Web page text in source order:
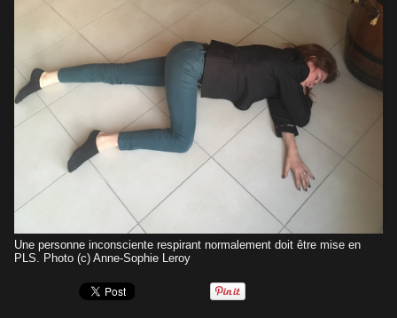
Une personne inconsciente respirant normalement doit être mise en
PLS. Photo (c) Anne-Sophie Leroy